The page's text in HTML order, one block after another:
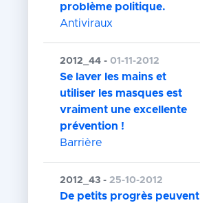
problème politique.
Antiviraux
2012_44 -01-11-2012
Se laver les mains et
utiliser les masques est
vraiment une excellente
prévention !
Barrière
2012_43 -25-10-2012
De petits progrès peuvent